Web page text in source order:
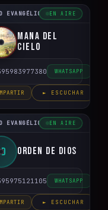
EVANGÉLICO DEL PARAGUAY
EN AIRE
Mana del
Cielo
WHATSAPP
► ESCUCHAR
EVANGÉLICO DEL PARAGUAY
EN AIRE
Orden de Dios
WHATSAPP
► ESCUCHAR